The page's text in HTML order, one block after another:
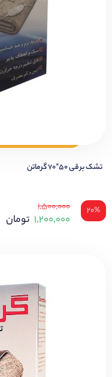
تشک برقی ۵۰*۷۰ گرماتن
۲۰% ۱,۵۰۰,۰۰۰
۱,۲۰۰,۰۰۰ تومان